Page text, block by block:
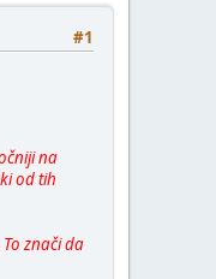
#1
na
od tih
znači da